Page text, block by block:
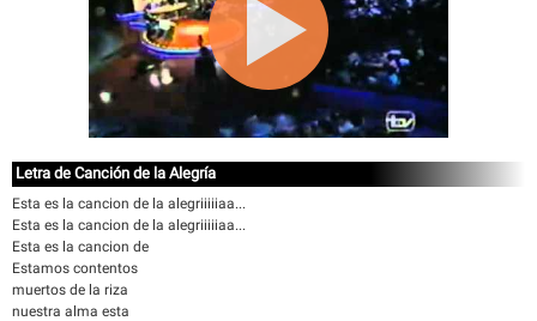
Letra de Canción de la Alegría
Esta es la cancion de la alegriiiiiaa...
Esta es la cancion de la alegriiiiiaa...
Esta es la cancion de
Estamos contentos
muertos de la riza
nuestra alma esta